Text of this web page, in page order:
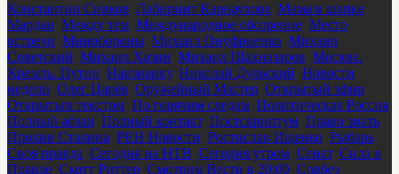
Константин Сивков Лабиринт Карнаухова Мама в шапке
Мардан Между тем Международное обозрение Место
встречи Минобороны Михаил Онуфриенко Михаил
Советский Михаил Хазин Михаил Шахназаров Москва.
Кремль. Путин Наизнанку, Николай Дульский Новости
недели Олег Царёв Оружейный Мастер Открытый эфир
Открытым текстом По горячим следам Политическая Россия
Полный абзац Полный контакт, Постскриптум Право знать
Пролив Сталина РЕН Новости Ростислав Ищенко Рыбарь
Своя правда Сегодня на НТВ Сегодня утром Сенат, Сила в
Правде Скотт Риттер Смотрим Вести в 20:00 Совбез